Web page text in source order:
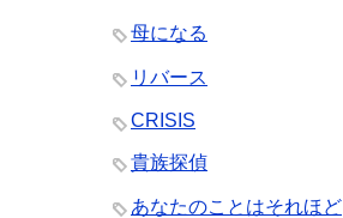
母になる
リバース
CRISIS
貴族探偵
あなたのことはそれほど